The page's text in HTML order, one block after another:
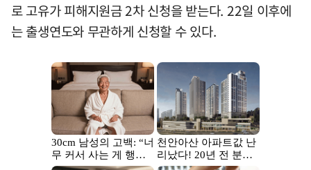
로 고유가 피해지원금 2차 신청을 받는다. 22일 이후에
는 출생연도와 무관하게 신청할 수 있다.